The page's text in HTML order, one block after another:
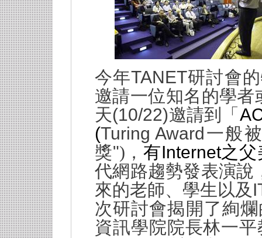
今年TANET研討會
邀請一位知名的學
天(10/22)邀請到「
(Turing Award一般
獎") ，有Internet之父
代網路趨勢發表演說
來的老師、學生以及
次研討會揭開了絢
資訊學院院長林一